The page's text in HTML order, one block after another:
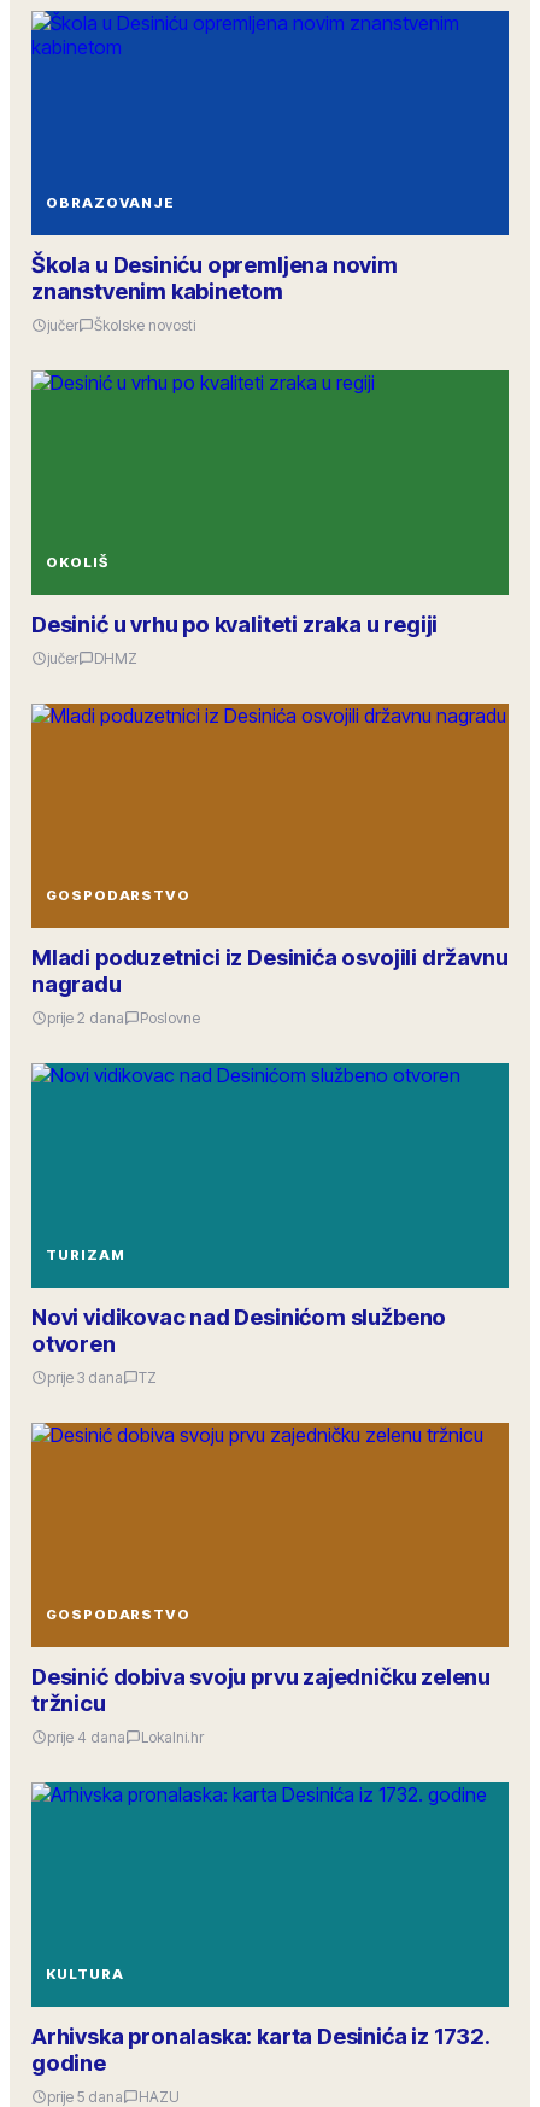
OBRAZOVANJE
Škola u Desiniću opremljena novim
znanstvenim kabinetom
jučer Školske novosti
OKOLIŠ
Desinić u vrhu po kvaliteti zraka u regiji
jučer DHMZ
GOSPODARSTVO
Mladi poduzetnici iz Desinića osvojili državnu
nagradu
prije 2 dana Poslovne
TURIZAM
Novi vidikovac nad Desinićom službeno
otvoren
prije 3 dana TZ
GOSPODARSTVO
Desinić dobiva svoju prvu zajedničku zelenu
tržnicu
prije 4 dana Lokalni.hr
KULTURA
Arhivska pronalaska: karta Desinića iz 1732.
godine
prije 5 dana HAZU